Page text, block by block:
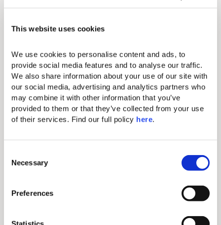
This website uses cookies
We use cookies to personalise content and ads, to
provide social media features and to analyse our traffic.
We also share information about your use of our site with
our social media, advertising and analytics partners who
may combine it with other information that you’ve
provided to them or that they’ve collected from your use
of their services. Find our full policy here.
Necessary
Preferences
31/08/2026
DE RÉDUCTION
Vous pouvez aussi aimer…